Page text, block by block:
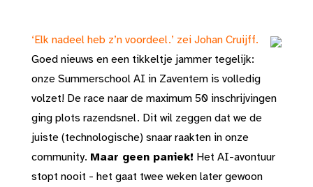
‘Elk nadeel heb z’n voordeel.’ zei Johan Cruijff.
Goed nieuws en een tikkeltje jammer tegelijk:
onze Summerschool AI in Zaventem is volledig
volzet! De race naar de maximum 50 inschrijvingen
ging plots razendsnel. Dit wil zeggen dat we de
juiste (technologische) snaar raakten in onze
community. Maar geen paniek! Het AI-avontuur
stopt nooit - het gaat twee weken later gewoon